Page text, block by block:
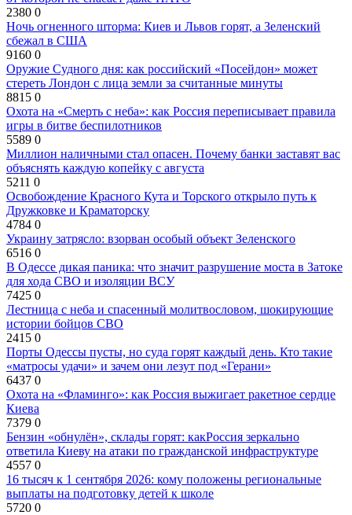
2380 0
Ночь огненного шторма: Киев и Львов горят, а Зеленский
сбежал в США
9160 0
Оружие Судного дня: как российский «Посейдон» может
стереть Лондон с лица земли за считанные минуты
8815 0
Охота на «Смерть с неба»: как Россия переписывает правила
игры в битве беспилотников
5589 0
Миллион наличными стал опасен. Почему банки заставят вас
объяснять каждую копейку с августа
5211 0
Освобождение Красного Кута и Торского открыло путь к
Дружковке и Краматорску
4784 0
Украину затрясло: взорван особый объект Зеленского
6516 0
В Одессе дикая паника: что значит разрушение моста в Затоке
для хода СВО и изоляции ВСУ
7425 0
Лестница с неба и спасенный молитвословом, шокирующие
истории бойцов СВО
2415 0
Порты Одессы пусты, но суда горят каждый день. Кто такие
«матросы удачи» и зачем они лезут под «Герани»
6437 0
Охота на «Фламинго»: как Россия выжигает ракетное сердце
Киева
7379 0
Бензин «обнулён», склады горят: какРоссия зеркально
ответила Киеву на атаки по гражданской инфраструктуре
4557 0
16 тысяч к 1 сентября 2026: кому положены региональные
выплаты на подготовку детей к школе
5720 0